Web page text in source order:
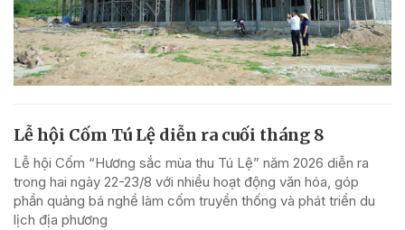
Lễ hội Cốm Tú Lệ diễn ra cuối tháng 8
Lễ hội Cốm “Hương sắc mùa thu Tú Lệ” năm 2026 diễn ra
trong hai ngày 22-23/8 với nhiều hoạt động văn hóa, góp
phần quảng bá nghề làm cốm truyền thống và phát triển du
lịch địa phương